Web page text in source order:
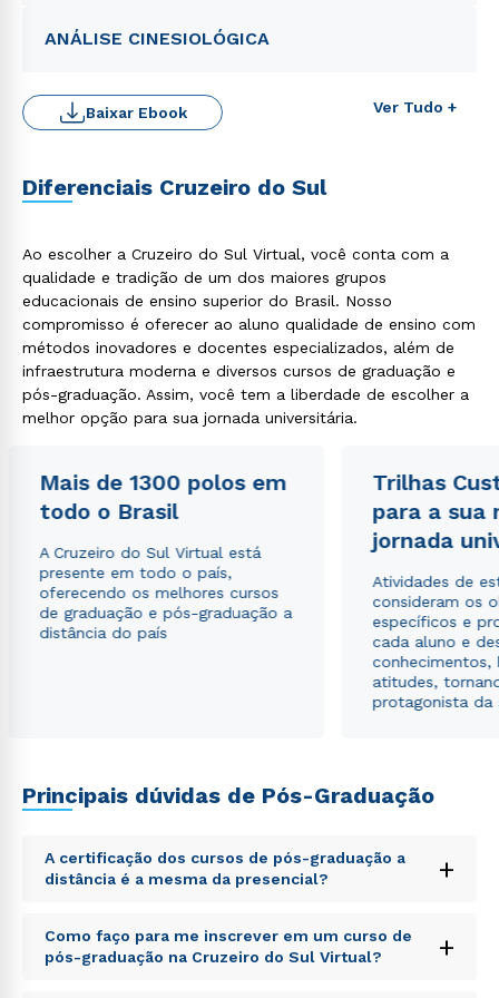
ANÁLISE CINESIOLÓGICA
Ver Tudo +
Baixar Ebook
Diferenciais Cruzeiro do Sul
Ao escolher a Cruzeiro do Sul Virtual, você conta com a
qualidade e tradição de um dos maiores grupos
educacionais de ensino superior do Brasil. Nosso
compromisso é oferecer ao aluno qualidade de ensino com
métodos inovadores e docentes especializados, além de
infraestrutura moderna e diversos cursos de graduação e
pós-graduação. Assim, você tem a liberdade de escolher a
melhor opção para sua jornada universitária.
Mais de 1300 polos em
todo o Brasil
A Cruzeiro do Sul Virtual está
presente em todo o país,
oferecendo os melhores cursos
de graduação e pós-graduação a
distância do país
Trilhas
para a sua
jornada
Atividades de
consideram os
específicos e
cada aluno e
conhecimentos,
atitudes,
protagonista da
Principais dúvidas de Pós-Graduação
A certificação dos cursos de pós-graduação a
distância é a mesma da presencial?
+
Sed ut perspiciatis unde omnis iste natus error sit
voluptatem accusantium doloremque laudantium,
totam rem aperiam, eaque ipsa quae ab illo inventore
Como faço para me inscrever em um curso de
pós-graduação na Cruzeiro do Sul Virtual?
+
Rápido e fácil
WhatsApp
ou
Estou de acordo com a Política de Privacidade.e
autorizo que meus dados sejam utilizados para o
envio de conteúdos da Cruzeiro do Sul.